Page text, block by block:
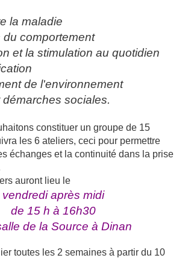
la maladie
du comportement
et la stimulation au quotidien
de l'environnement
sociales.
constituer un groupe de 15
les 6 ateliers, ceci pour permettre
échanges et la continuité dans la prise
lieu le
vendredi après midi
de 15 h à 16h30
de la Source à Dinan
toutes les 2 semaines à partir du 10